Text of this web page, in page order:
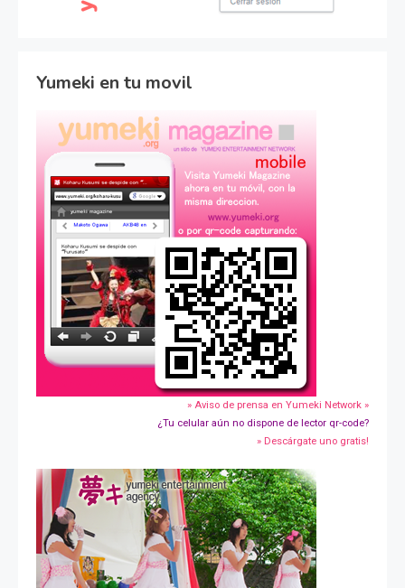
Yumeki en tu movil
» Aviso de prensa en Yumeki Network »
¿Tu celular aún no dispone de lector qr-code?
» Descárgate uno gratis!